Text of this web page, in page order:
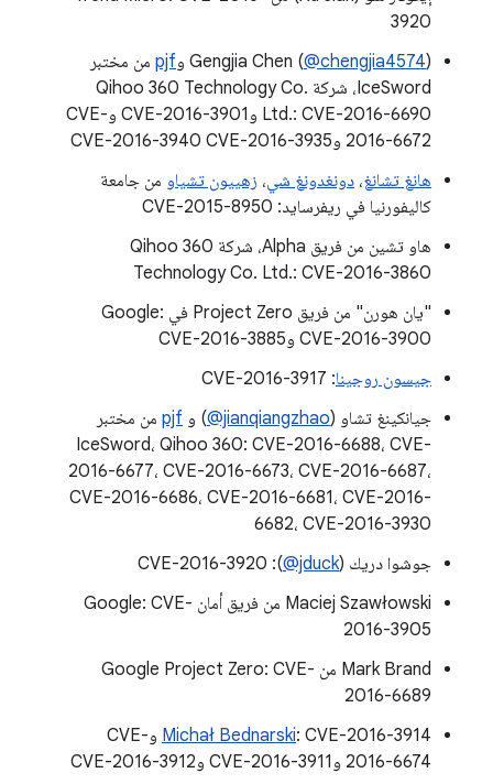
3920
Gengjia Chen (‎@chengjia4574) و pjf من مختبر
IceSword، شركة Qihoo 360 Technology Co.
Ltd.: CVE-2016-6690 وCVE-2016-3901 وCVE-
2016-6672 وCVE-2016-3940 CVE-2016-3935
هانغ تشانغ، دونغدونغ شي، زهييون تشياو من جامعة
كاليفورنيا في ريفرسايد: CVE-2015-8950
هاو تشين من فريق Alpha، شركة Qihoo 360
Technology Co. Ltd.: CVE-2016-3860
"يان هورن" من فريق Project Zero في Google:
CVE-2016-3900 وCVE-2016-3885
جيسون روجينا: CVE-2016-3917
جيانكينغ تشاو (‎@jianqiangzhao) و pjf من مختبر
IceSword، Qihoo 360: CVE-2016-6688، CVE-
2016-6677، CVE-2016-6673، CVE-2016-6687،
CVE-2016-6686، CVE-2016-6681، CVE-2016-
6682، CVE-2016-3930
جوشوا دريك (‎@jduck
): CVE-2016-3920
Maciej Szawłowski من فريق أمان Google: CVE-
2016-3905
Mark Brand من Google Project Zero: CVE-
2016-6689
Michał Bednarski
: CVE-2016-3914 وCVE-
2016-6674 وCVE-2016-3911 وCVE-2016-3912